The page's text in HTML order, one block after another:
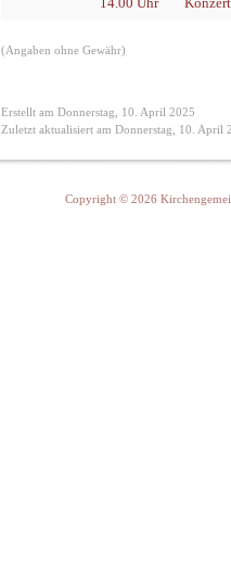
(Angaben ohne Gewähr)
Erstellt am Donnerstag, 10. April 2025
Zuletzt aktualisiert am Donnerstag, 10. April
Copyright © 2026